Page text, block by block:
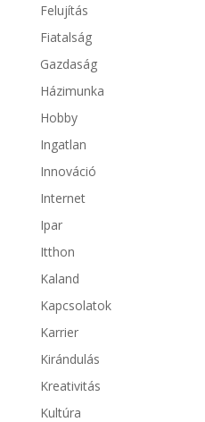
Felujítás
Fiatalság
Gazdaság
Házimunka
Hobby
Ingatlan
Innováció
Internet
Ipar
Itthon
Kaland
Kapcsolatok
Karrier
Kirándulás
Kreativitás
Kultúra